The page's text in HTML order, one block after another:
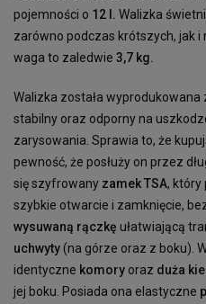
pojemności o 12 l. Walizka
zarówno podczas krótszych, jak i
waga to zaledwie 3,7 kg.
Walizka została wyprodukowana
stabilny oraz odporny na
zarysowania. Sprawia to, że
pewność, że posłuży on przez
się szyfrowany zamek TSA, który
szybkie otwarcie i zamknięcie,
wysuwaną rączkę ułatwiającą
uchwyty(na górze oraz z boku).
identyczne komory oraz duża
jej boku. Posiada ona elastyczne